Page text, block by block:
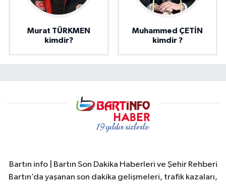
Murat TÜRKMEN
kimdir?
Muhammed ÇETİN
kimdir ?
Bartın info | Bartın Son Dakika Haberleri ve Şehir Rehberi
Bartın’da yaşanan son dakika gelişmeleri, trafik kazaları,